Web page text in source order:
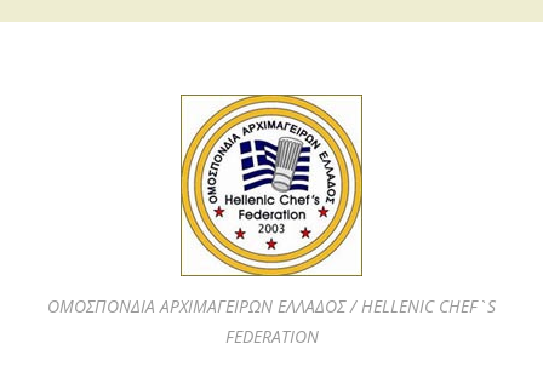
ΟΜΟΣΠΟΝΔΙΑ ΑΡΧΙΜΑΓΕΙΡΩΝ ΕΛΛΑΔΟΣ / HELLENIC CHEF`S
FEDERATION